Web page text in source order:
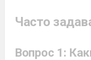
Часто
Вопрос 1: